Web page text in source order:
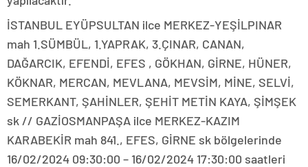
İSTANBUL EYÜPSULTAN ilce MERKEZ-YEŞİLPINAR
mah 1.SÜMBÜL, 1.YAPRAK, 3.ÇINAR, CANAN,
DAĞARCIK, EFENDİ, EFES , GÖKHAN, GİRNE, HÜNER,
KÖKNAR, MERCAN, MEVLANA, MEVSİM, MİNE, SELVİ,
SEMERKANT, ŞAHİNLER, ŞEHİT METİN KAYA, ŞİMŞEK
sk // GAZİOSMANPAŞA ilce MERKEZ-KAZIM
KARABEKİR mah 841., EFES, GİRNE sk bölgelerinde
16/02/2024 09:30:00 – 16/02/2024 17:30:00 saatleri